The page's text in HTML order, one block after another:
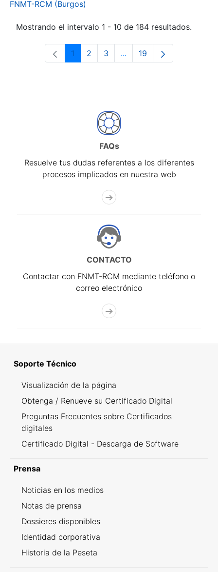
FNMT-RCM (Burgos)
Mostrando el intervalo 1 - 10 de 184 resultados.
Página
1 Página
2 Página
3 ...Páginas intermedias Use
Página
19
FAQs
Resuelve tus dudas referentes a los diferentes
procesos implicados en nuestra web
CONTACTO
Contactar con FNMT-RCM mediante teléfono o
correo electrónico
Soporte Técnico
Visualización de la página
Obtenga / Renueve su Certificado Digital
Preguntas Frecuentes sobre Certificados
digitales
Certificado Digital - Descarga de Software
Prensa
Noticias en los medios
Notas de prensa
Dossieres disponibles
Identidad corporativa
Historia de la Peseta